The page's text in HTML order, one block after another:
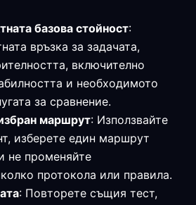
базова стойност:
връзка за задачата,
включително
и необходимото
за сравнение.
маршрут: Използвайте
изберете един маршрут
не променяйте
протокола или правила.
: Повторете същия тест,